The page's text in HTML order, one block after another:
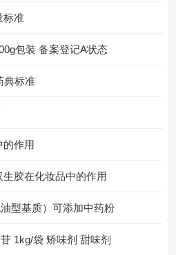
标准
包装 备案登记A状态
典标准
的作用
胶在化妆品中的作用
型基质）可添加中药粉
1kg/袋 矫味剂 甜味剂